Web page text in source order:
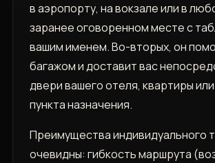
в аэропорту‚ на вокзале или в
заранее оговоренном месте с
вашим именем. Во-вторых‚ он
багажом и доставит вас
двери вашего отеля‚ квартиры
пункта назначения.
Преимущества индивидуального
очевидны: гибкость маршрута